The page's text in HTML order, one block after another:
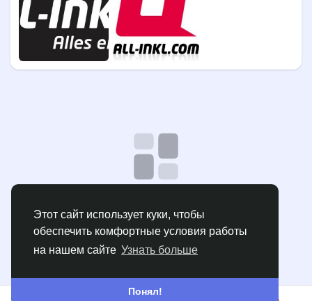
Этот сайт использует куки, чтобы
обеспечить комфортные условия работы
на нашем сайте Узнать больше
Понял!
Нет данных для отображения